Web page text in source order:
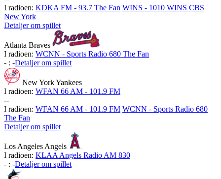
I radioen: KDKA FM - 93.7 The Fan WINS - 1010 WINS CBS
New York
Detaljer om spillet
Atlanta Braves
I radioen: WCNN - Sports Radio 680 The Fan
- : -Detaljer om spillet
New York Yankees
I radioen: WFAN 66 AM - 101.9 FM
--
I radioen: WFAN 66 AM - 101.9 FM WCNN - Sports Radio 680
The Fan
Detaljer om spillet
Los Angeles Angels
I radioen: KLAA Angels Radio AM 830
- : -Detaljer om spillet